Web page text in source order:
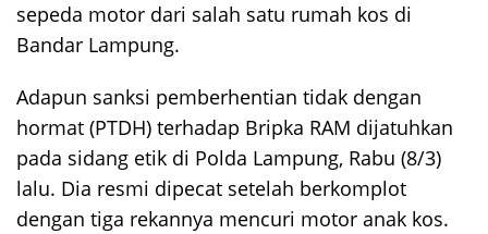
sepeda motor dari salah satu rumah kos di
Bandar Lampung.
Adapun sanksi pemberhentian tidak dengan
hormat (PTDH) terhadap Bripka RAM dijatuhkan
pada sidang etik di Polda Lampung, Rabu (8/3)
lalu. Dia resmi dipecat setelah berkomplot
dengan tiga rekannya mencuri motor anak kos.